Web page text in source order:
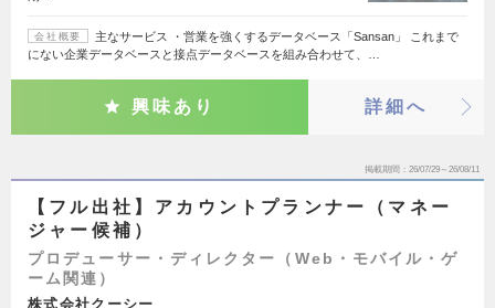
会社概要
主なサービス ・営業を強くするデータベース「Sansan」 これまで
にない企業データベースと接点データベースを組み合わせて、…
興味あり 詳細へ
掲載期間 26/07/29～26/08/11
【フル出社】アカウントプランナー（マネー
ジャー候補）
プロデューサー・ディレクター（Web・モバイル・ゲ
ーム関連）
株式会社クーシー